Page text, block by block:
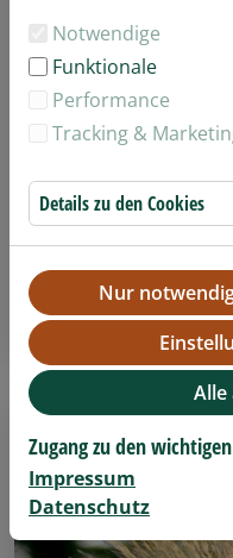
Gutschein
Notwendige
Funktionale
Performance
Tracking &
Details zu den Cookies
Nur
Alle
Zugang zu den
Impressum
Datenschutz